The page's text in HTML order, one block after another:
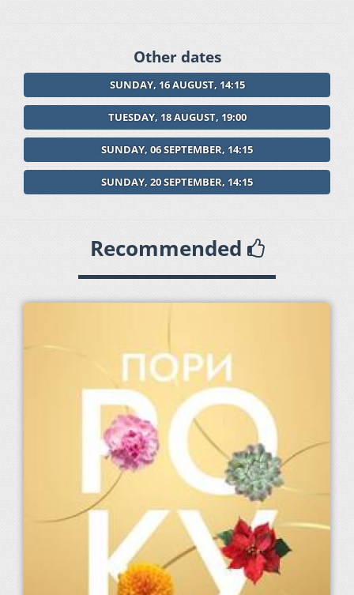
Other dates
SUNDAY, 16 AUGUST, 14:15
TUESDAY, 18 AUGUST, 19:00
SUNDAY, 06 SEPTEMBER, 14:15
SUNDAY, 20 SEPTEMBER, 14:15
Recommended